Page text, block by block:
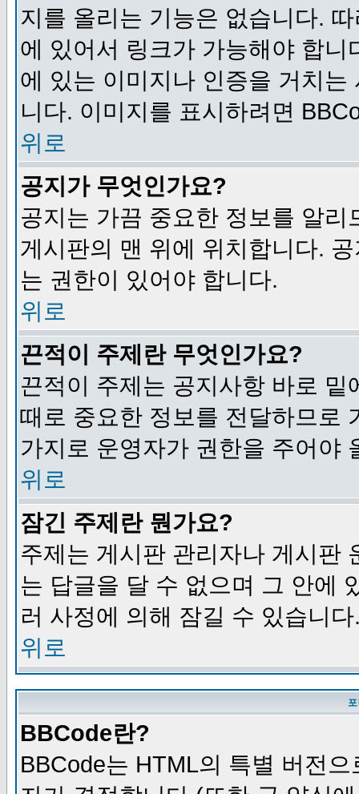
지를 올리는 기능은 없습니다.
에 있어서 링크가 가능해야 합
에 있는 이미지나 인증을 거치
니다. 이미지를 표시하려면
위로
공지가 무엇인가요?
공지는 가끔 중요한 정보를 알
게시판의 맨 위에 위치합니다.
는 권한이 있어야 합니다.
위로
끈적이 주제란 무엇인가요?
끈적이 주제는 공지사항 바로
때로 중요한 정보를 전달하므로
가지로 운영자가 권한을 주어야
위로
잠긴 주제란 뭔가요?
주제는 게시판 관리자나 게시판
는 답글을 달 수 없으며 그 안에
러 사정에 의해 잠길 수 있습니다
위로
BBCode란?
BBCode는 HTML의 특별 버전